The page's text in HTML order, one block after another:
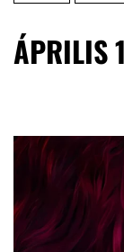
ÁPRILIS